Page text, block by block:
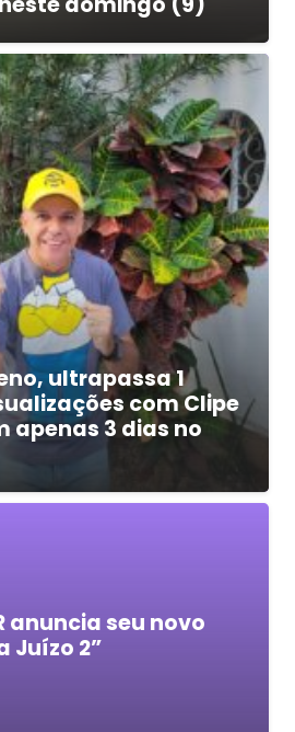
ultrapassa 1
com Clipe
apenas 3 dias no
anuncia seu novo
Juízo 2”